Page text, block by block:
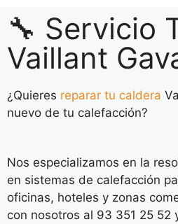
🔧 Servicio
Vaillant
¿Quieres reparar tu caldera
nuevo de tu calefacción?
Nos especializamos en la
en sistemas de calefacción
oficinas, hoteles y zonas
con nosotros al 93 351 25 52